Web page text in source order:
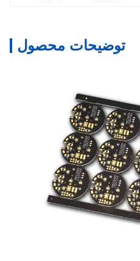
توضیحات محصول